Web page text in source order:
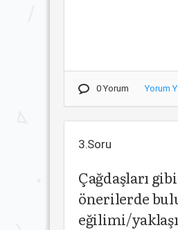
0 Yorum Yorum
3.Soru
Çağdaşları
önerilerde
eğilimi/